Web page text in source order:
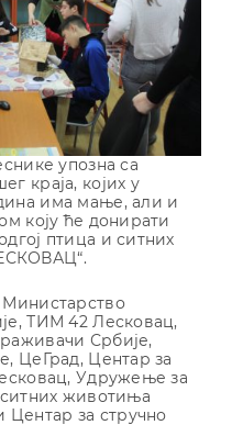
упозна са
краја, којих у
има мање, али и
коју ће донирати
птица и ситних
ТИМ 42 Лесковац,
Србије,
ЦеГрад, Центар за
Удружење за
животиња
за стручно